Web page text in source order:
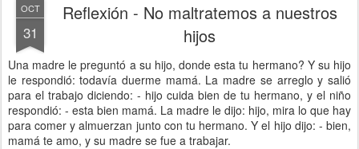
OCT
31
Reflexión - No maltratemos a nuestros
hijos
Una madre le preguntó a su hijo, donde esta tu hermano? Y su hijo
le respondió: todavía duerme mamá. La madre se arreglo y salió
para el trabajo diciendo: - hijo cuida bien de tu hermano, y el niño
respondió: - esta bien mamá. La madre le dijo: hijo, mira lo que hay
para comer y almuerzan junto con tu hermano. Y el hijo dijo: - bien,
mamá te amo, y su madre se fue a trabajar.